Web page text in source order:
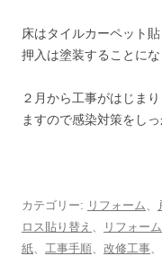
床はタイルカーペット
押入は塗装することにな
２月から工事がはじま
ますので感染対策をし
カテゴリー: リフォーム
ロス貼り替え
リフォーム
紙
工事手順 改修工事